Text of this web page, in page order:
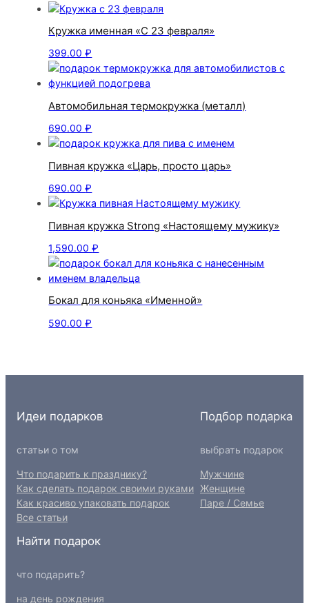
Кружка именная «С 23 февраля»
399.00₽
Автомобильная термокружка (металл)
690.00₽
Пивная кружка «Царь, просто царь»
690.00₽
Пивная кружка Strong «Настоящему мужику»
1,590.00₽
Бокал для коньяка «Именной»
590.00₽
Идеи подарков
статьи о том
Что подарить к празднику?
Как сделать подарок своими руками
Как красиво упаковать подарок
Все статьи
Подбор подарка
выбрать подарок
Мужчине
Женщине
Паре / Семье
Найти подарок
что подарить?
на день рождения